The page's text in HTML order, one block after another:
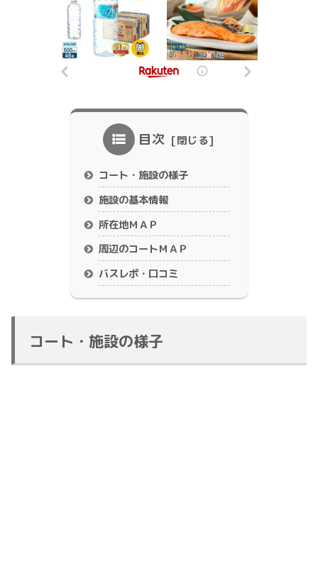
目次
コート・施設の様子
施設の基本情報
所在地ＭＡＰ
周辺のコートＭＡＰ
バスレポ・口コミ
コート・施設の様子